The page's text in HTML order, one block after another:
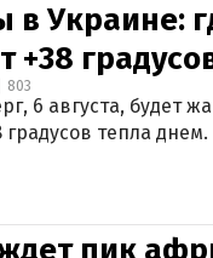
Украине:
+38
803
6 августа, будет
градусов тепла днем.
пик